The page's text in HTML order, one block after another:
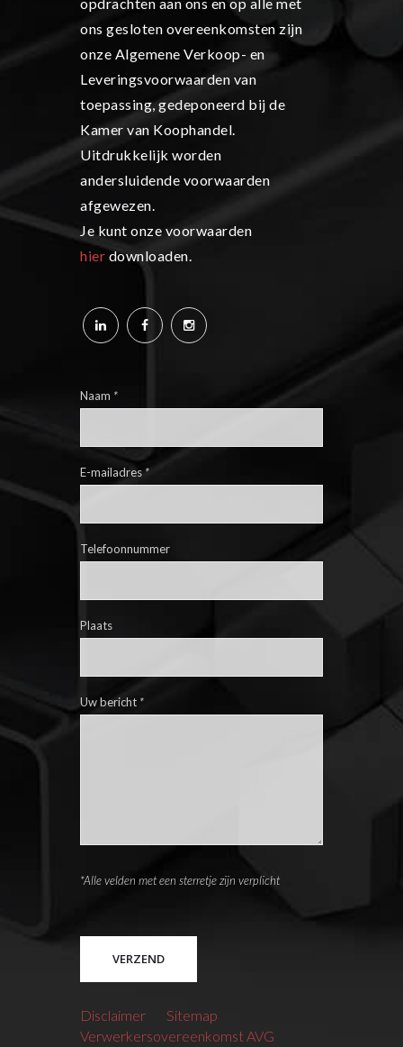
ons gesloten overeenkomsten zijn
onze Algemene Verkoop- en
Leveringsvoorwaarden van
toepassing, gedeponeerd bij de
Kamer van Koophandel.
Uitdrukkelijk worden
andersluidende voorwaarden
afgewezen.
Je kunt onze voorwaarden
hier downloaden.
Naam *
E-mailadres *
Telefoonnummer
Plaats
Uw bericht *
*Alle velden met een sterretje zijn verplicht
Disclaimer
Sitemap
Verwerkersovereenkomst AVG